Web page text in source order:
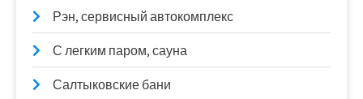
Рэн, сервисный автокомплекс
С легким паром, сауна
Салтыковские бани